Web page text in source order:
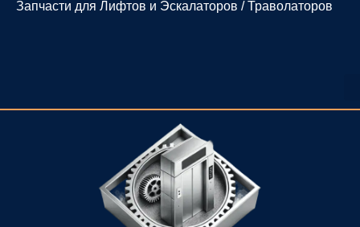
Перейти
Запчасти для Лифтов и Эскалаторов / Траволаторов